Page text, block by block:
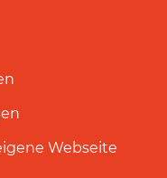
Webseite